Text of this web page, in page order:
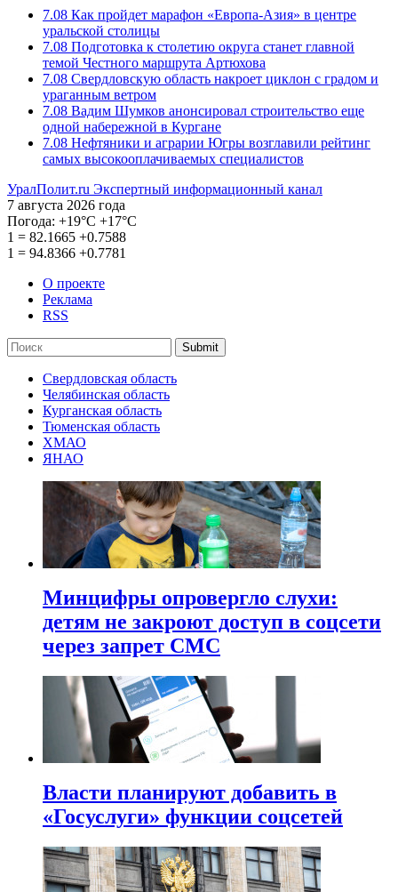
7.08 Как пройдет марафон «Европа-Азия» в центре
уральской столицы
7.08 Подготовка к столетию округа станет главной
темой Честного маршрута Артюхова
7.08 Свердловскую область накроет циклон с градом и
ураганным ветром
7.08 Вадим Шумков анонсировал строительство еще
одной набережной в Кургане
7.08 Нефтяники и аграрии Югры возглавили рейтинг
самых высокооплачиваемых специалистов
УралПолит.ru Экспертный информационный канал
7 августа 2026 года
Погода: +19°С +17°С
1 = 82.1665 +0.7588
1 = 94.8366 +0.7781
О проекте
Реклама
RSS
Submit
Свердловская область
Челябинская область
Курганская область
Тюменская область
ХМАО
ЯНАО
Минцифры опровергло слухи:
детям не закроют доступ в соцсети
через запрет СМС
Власти планируют добавить в
«Госуслуги» функции соцсетей